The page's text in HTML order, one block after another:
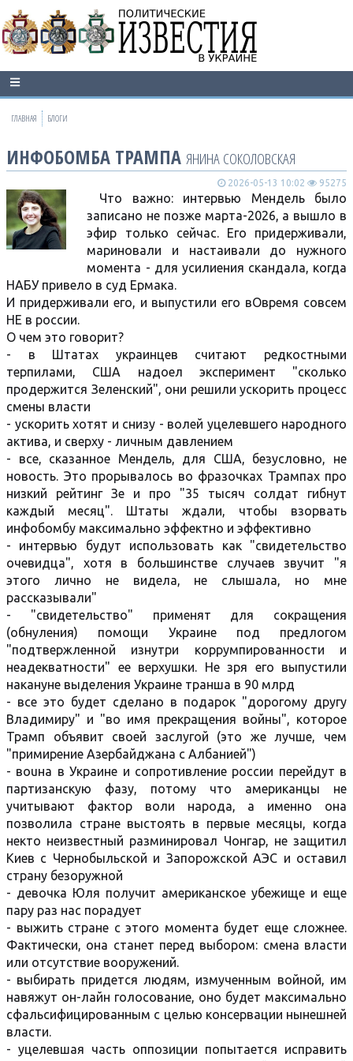
ГЛАВНАЯ БЛОГИ
ИНФОБОМБА ТРАМПА ЯНИНА СОКОЛОВСКАЯ
2026-05-13 10:02 95275
Что важно: интервью Мендель было
записано не позже марта-2026, а вышло в
эфир только сейчас. Его придерживали,
мариновали и настаивали до нужного
момента - для усилиения скандала, когда
НАБУ привело в суд Ермака.
И придерживали его, и выпустили его вОвремя совсем
НЕ в россии.
О чем это говорит?
- в Штатах украинцев считают редкостными
терпилами, США надоел эксперимент "сколько
продержится Зеленский", они решили ускорить процесс
смены власти
- ускорить хотят и снизу - волей уцелевшего народного
актива, и сверху - личным давлением
- все, сказанное Мендель, для США, безусловно, не
новость. Это прорывалось во фразочках Трампах про
низкий рейтинг Зе и про "35 тысяч солдат гибнут
каждый месяц". Штаты ждали, чтобы взорвать
инфобомбу максимально эффектно и эффективно
- интервью будут использовать как "свидетельство
очевидца", хотя в большинстве случаев звучит "я
этого лично не видела, не слышала, но мне
рассказывали"
- "свидетельство" применят для сокращения
(обнуления) помощи Украине под предлогом
"подтвержленной изнутри коррумпированности и
неадекватности" ее верхушки. Не зря его выпустили
накануне выделения Украине транша в 90 млрд
- все это будет сделано в подарок "дорогому другу
Владимиру" и "во имя прекращения вoйны", которое
Трамп объявит своей заслугой (это же лучше, чем
"примирение Азербайджана с Албанией")
- вouна в Украине и сопротивление россии перейдут в
партизанскую фазу, потому что американцы не
учитывают фактор воли народа, а именно она
позволила стране выстоять в первые месяцы, когда
некто неизвестный разминировал Чонгар, не защитил
Киев с Чернобыльской и Запорожской АЭС и оставил
страну безоружной
- девочка Юля получит американское убежище и еще
пару раз нас порадует
- выжить стране с этого момента будет еще сложнее.
Фактически, она станет перед выбором: смена власти
или отсутствие вооружений.
- выбирать придется людям, измученным вoйной, им
навяжут он-лайн голосование, оно будет максимально
сфальсифицированным с целью консервации нынешней
власти.
- уцелевшая часть оппозиции попытается исправить